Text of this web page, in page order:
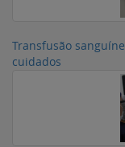
Transfusão
cuidados